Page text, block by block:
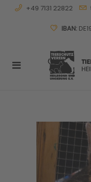
+49 7131 22822
IBAN: